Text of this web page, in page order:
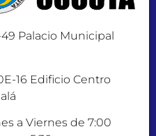
49 Palacio Municipal
16 Edificio Centro
a Viernes de 7:00